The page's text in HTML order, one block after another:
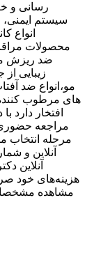
رسانی و
سیستم
انواع
محصولات
ضد ریزش
زیبایی
مو،انواع ضد
های مرطوب
افتخار دارد
مراجعه حضوری
مرحله انتخاب
آنلاین
هزینه‌های خود
مشاهده